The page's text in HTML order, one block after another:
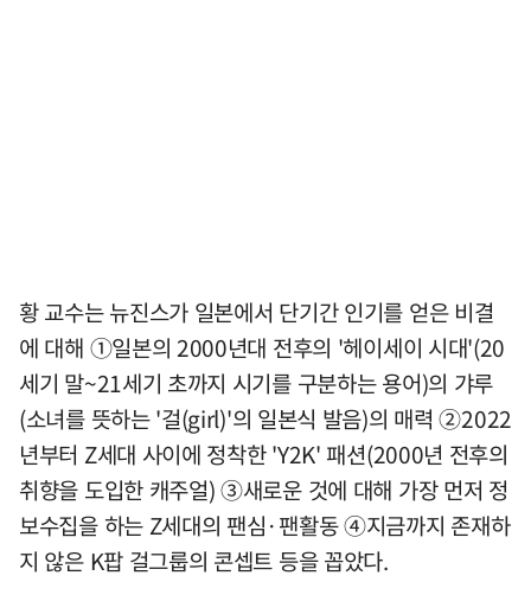
황 교수는 뉴진스가 일본에서 단기간 인기를 얻은 비결
에 대해 ①일본의 2000년대 전후의 '헤이세이 시대'(20
세기 말~21세기 초까지 시기를 구분하는 용어)의 갸루
(소녀를 뜻하는 '걸(girl)'의 일본식 발음)의 매력 ②2022
년부터 Z세대 사이에 정착한 'Y2K' 패션(2000년 전후의
취향을 도입한 캐주얼) ③새로운 것에 대해 가장 먼저 정
보수집을 하는 Z세대의 팬심·팬활동 ④지금까지 존재하
지 않은 K팝 걸그룹의 콘셉트 등을 꼽았다.